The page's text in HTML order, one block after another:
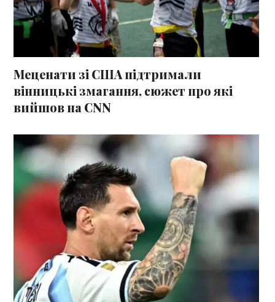
Меценати зі США підтримали
вінницькі змагання, сюжет про які
вийшов на CNN